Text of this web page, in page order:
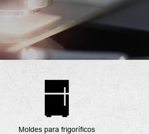
Moldes para frigoríficos